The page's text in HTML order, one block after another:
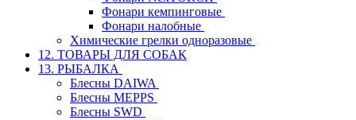
Фонари кемпинговые
Фонари налобные
Химические грелки одноразовые
12. ТОВАРЫ ДЛЯ СОБАК
13. РЫБАЛКА
Блесны DAIWA
Блесны MEPPS
Блесны SWD